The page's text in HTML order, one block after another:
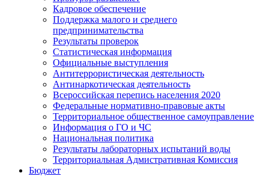
Кадровое обеспечение
Поддержка малого и среднего
предпринимательства
Результаты проверок
Статистическая информация
Официальные выступления
Антитеррористическая деятельность
Антинаркотическая деятельность
Всероссийская перепись населения 2020
Федеральные нормативно-правовые акты
Территориальное общественное самоуправление
Информация о ГО и ЧС
Национальная политика
Результаты лабораторных испытаний воды
Территориальная Адмистративная Комиссия
Бюджет